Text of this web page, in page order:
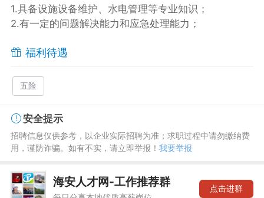
1.具备设施设备维护、水电管理等专业知识；
2.有一定的问题解决能力和应急处理能力；
福利待遇
五险
安全提示
招聘信息仅供参考，以企业实际招聘为准；求职过程中请勿缴纳费
用，谨防诈骗。如有不实，请立即举报！ 我要举报
海安人才网-工作推荐群 点击进群